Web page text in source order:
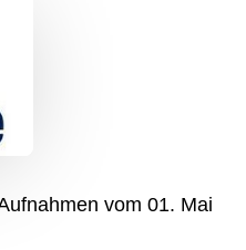
vom 01. Mai